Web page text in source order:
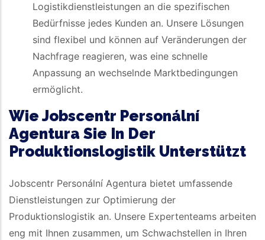
Logistikdienstleistungen an die spezifischen
Bedürfnisse jedes Kunden an. Unsere Lösungen
sind flexibel und können auf Veränderungen der
Nachfrage reagieren, was eine schnelle
Anpassung an wechselnde Marktbedingungen
ermöglicht.
Wie Jobscentr Personální
Agentura Sie In Der
Produktionslogistik Unterstützt
Jobscentr Personální Agentura bietet umfassende
Dienstleistungen zur Optimierung der
Produktionslogistik an. Unsere Expertenteams arbeiten
eng mit Ihnen zusammen, um Schwachstellen in Ihren